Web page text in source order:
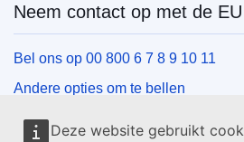
Deze website gebruikt
Neem contact op met de EU
Bel ons op 00 800 6 7 8 9 10 11
Andere opties om te bellen
Schrijf ons via het contactformulier